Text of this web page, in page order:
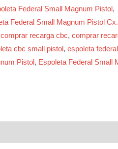
Federal Small Magnum Pistol,
Federal Small Magnum Pistol
comprar recarga cbc, comprar
cbc small pistol, espoleta federal
Pistol, Espoleta Federal Small